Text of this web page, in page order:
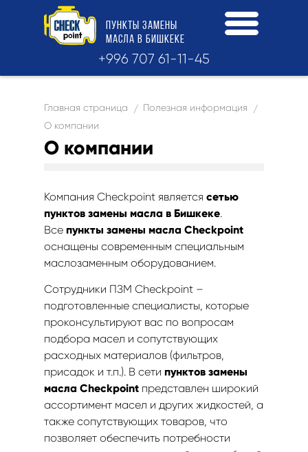
ПУНКТЫ ЗАМЕНЫ
МАСЛА В БИШКЕКЕ
+996 707 61-11-45
Главная страница / Полезная информация
/
О компании
О компании
Компания Checkpoint является сетью
пунктов замены масла в Бишкеке.
Все пункты замены масла Checkpoint
оснащены современным специальным
маслозаменным оборудованием.
Сотрудники ПЗМ Checkpoint –
подготовленные специалисты, которые
проконсультируют вас по вопросам
подбора масел и сопутствующих
расходных материалов (фильтров,
присадок и т.п.). В сети пунктов замены
масла Checkpoint представлен широкий
ассортимент масел и других жидкостей, а
также сопутствующих товаров, что
позволяет обеспечить потребности